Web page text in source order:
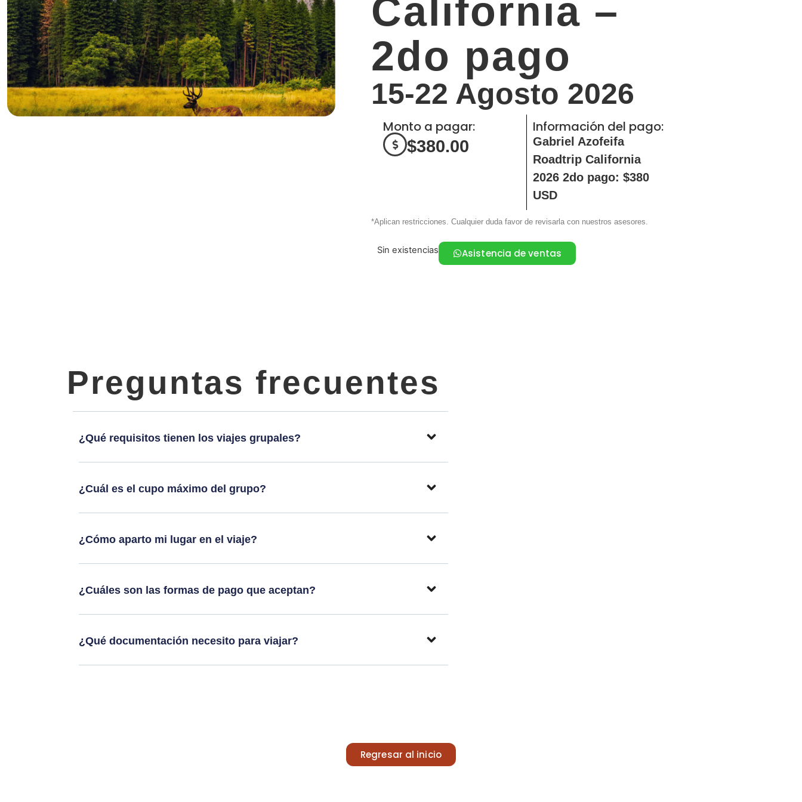
California –
2do pago
15-22 Agosto 2026
Monto a pagar:
$380.00
Información del pago:
Gabriel Azofeifa
Roadtrip California
2026 2do pago: $380
USD
*Aplican restricciones. Cualquier duda favor de revisarla con nuestros asesores.
Sin existencias Asistencia de ventas
Preguntas frecuentes
¿Qué requisitos tienen los viajes grupales?
¿Cuál es el cupo máximo del grupo?
¿Cómo aparto mi lugar en el viaje?
¿Cuáles son las formas de pago que aceptan?
¿Qué documentación necesito para viajar?
Regresar al inicio